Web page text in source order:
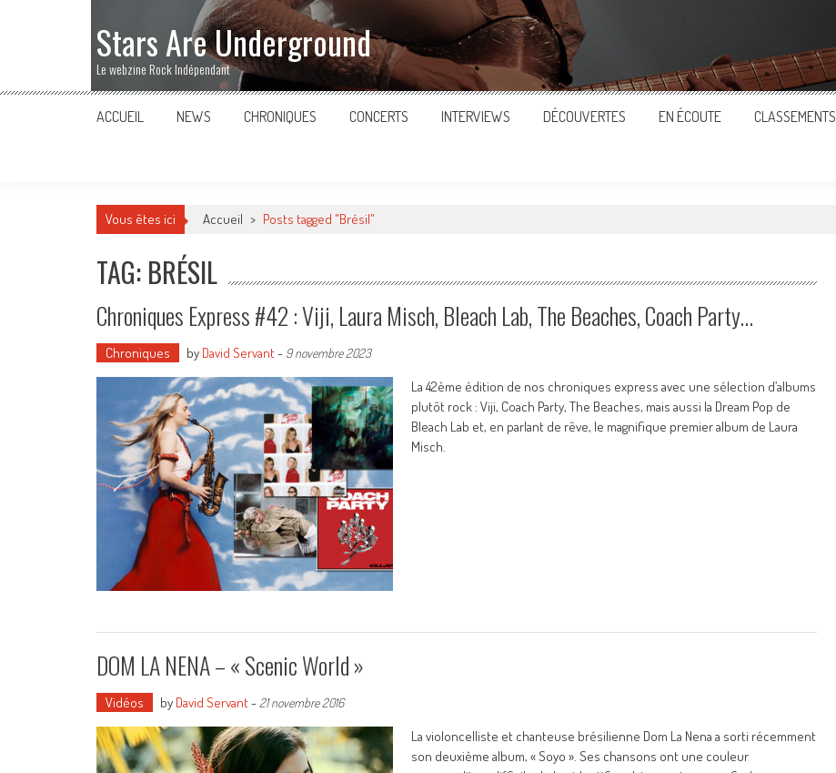
Stars Are Underground
Le webzine Rock Indépendant
ACCUEIL NEWS CHRONIQUES CONCERTS INTERVIEWS DÉCOUVERTES EN ÉCOUTE CLASSEMENTS
Vous êtes ici Accueil > Posts tagged "Brésil"
TAG: BRÉSIL
Chroniques Express #42 : Viji, Laura Misch, Bleach Lab, The Beaches, Coach Party…
Chroniques by David Servant- 9 novembre 2023
La 42ème édition de nos chroniques express avec une sélection d’albums
plutôt rock : Viji, Coach Party, The Beaches, mais aussi la Dream Pop de
Bleach Lab et, en parlant de rêve, le magnifique premier album de Laura
Misch.
DOM LA NENA – « Scenic World »
Vidéos by David Servant- 21 novembre 2016
La violoncelliste et chanteuse brésilienne Dom La Nena a sorti récemment
son deuxième album, « Soyo ». Ses chansons ont une couleur